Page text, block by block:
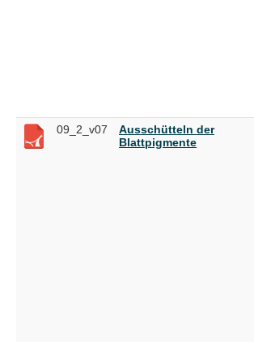
09_2_v07
Ausschütteln der
Blattpigmente